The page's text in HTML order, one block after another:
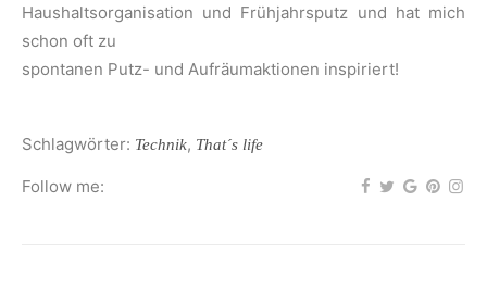
Haushaltsorganisation und Frühjahrsputz und hat mich
schon oft zu
spontanen Putz- und Aufräumaktionen inspiriert!
Schlagwörter: Technik, That´s life
Follow me: